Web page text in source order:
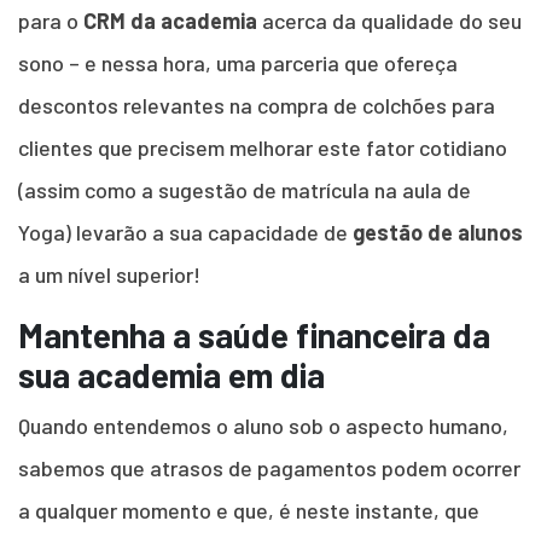
para o CRM da academia acerca da qualidade do seu
sono – e nessa hora, uma parceria que ofereça
descontos relevantes na compra de colchões para
clientes que precisem melhorar este fator cotidiano
(assim como a sugestão de matrícula na aula de
Yoga) levarão a sua capacidade de gestão de alunos
a um nível superior!
Mantenha a saúde financeira da
sua academia em dia
Quando entendemos o aluno sob o aspecto humano,
sabemos que atrasos de pagamentos podem ocorrer
a qualquer momento e que, é neste instante, que